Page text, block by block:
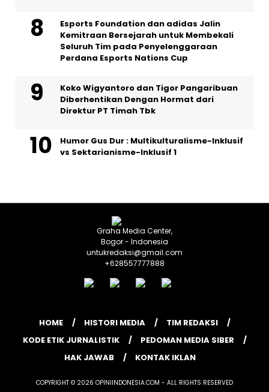
Esports Foundation dan adidas Jalin
Kemitraan Bersejarah untuk Membekali
Seluruh Tim pada Penyelenggaraan
Perdana Esports Nations Cup
Koko Wigyantoro dan Tigor Pangaribuan
Diberhentikan Dengan Hormat dari
Direktur PT Timah Tbk
Humor Gus Dur : Multikulturalisme-Inklusif
vs Sektarianisme-Inklusif 1
Graha Media Center,
Bogor - Indonesia
untukredaksi@gmail.com
+628557777888
HOME HISTORI MEDIA
TIM REDAKSI
KODE ETIK JURNALISTIK
PEDOMAN MEDIA SIBER
HAK JAWAB
KONTAK IKLAN
COPYRIGHT © 2026 OPINIINDONESIA.COM - ALL RIGHTS RESERVED